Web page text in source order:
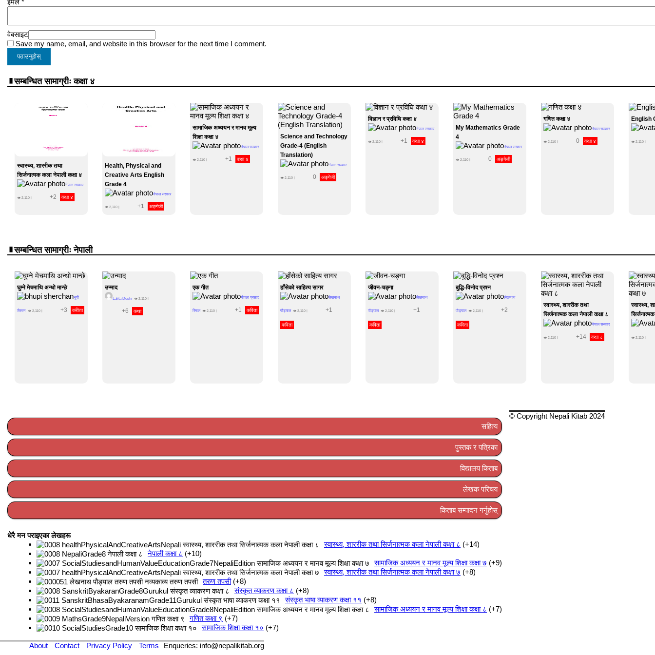
इमेल *
वेबसाइट
Save my name, email, and website in this browser for the next time I comment.
सम्बन्धित सामाग्रीः कक्षा ४
स्वास्थ्य, शाररीक तथा
सिर्जनात्मक कला नेपाली कक्षा ४
नेपाल सरकार
👁 2,110 +2 कक्षा ४
Health, Physical and
Creative Arts English
Grade 4
नेपाल सरकार
👁 2,110 +1 अङ्गेजी
सामाजिक अध्ययन र मानव मूल्य
शिक्षा कक्षा ४
नेपाल सरकार
👁 2,110 +1 कक्षा ४
Science and Technology
Grade-4 (English
Translation)
नेपाल सरकार
👁 2,110 0 अङ्गेजी
विज्ञान र प्रविघि कक्षा ४
नेपाल सरकार
👁 2,110 +1 कक्षा ४
My Mathematics Grade
4
नेपाल सरकार
👁 2,110 0 अङ्गेजी
गणित कक्षा ४
नेपाल सरकार
👁 2,110 0 कक्षा ४
English
👁 2,110
सम्बन्धित सामाग्रीः नेपाली
घुम्ने मेचमाथि अन्धो मान्छे
भूपी
शेरचन 👁 2,110 | +3 कविता
उन्माद
Lalita Doshi 👁 2,110
+6 कथा
एक गीत
गोपला प्रसाद
रिमाल 👁 2,110 | +1 कविता
हाँसेको साहित्य सागर
लेखनाथ
पौड्याल 👁 2,110 | +1
कविता
जीवन-चङ्गा
लेखनाथ
पौड्याल 👁 2,110 | +1
कविता
बुद्धि-विनोद प्रश्न
लेखनाथ
पौड्याल 👁 2,110 | +2
कविता
स्वास्थ्य, शाररीक तथा
सिर्जनात्मक कला नेपाली कक्षा ८
नेपाल सरकार
👁 2,110 | +14 कक्षा ८
स्वास्थ्य,
👁 2,110 |
सहित्य
पुस्तक र पत्रिका
विद्यालय किताब
लेखक परिचय
किताब सम्पादन गर्नुहोस्
धेरै मन पराइएका लेखहरू
स्वास्थ्य, शाररीक तथा सिर्जनात्मक कला नेपाली कक्षा ८
+14
नेपाली कक्षा ८
+10
सामाजिक अध्ययन र मानव मूल्य शिक्षा कक्षा ७ +9
स्वास्थ्य, शाररीक तथा सिर्जनात्मक कला नेपाली कक्षा ७ +8
तरुण तपसी +8
संस्कृत व्याकरण कक्षा ८
+8
संस्कृत भाषा व्याकरण कक्षा ११
+8
सामाजिक अध्ययन र मानव मूल्य शिक्षा कक्षा ८
+7
गणित कक्षा ९
+7
सामाजिक शिक्षा कक्षा १० +7
© Copyright Nepali Kitab 2024
About Contact Privacy Policy Terms Enqueries: info@nepalikitab.org